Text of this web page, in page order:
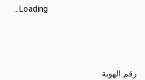
Loading...
رقم الهوية